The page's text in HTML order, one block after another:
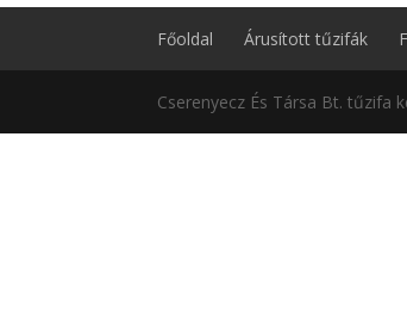
Főoldal Árusított tűzifák
Cserenyecz És Társa Bt. tűzifa